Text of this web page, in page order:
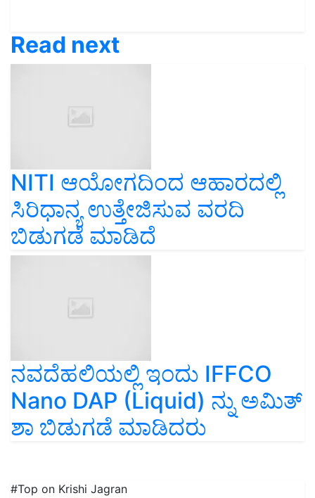
Read next
NITI ಆಯೋಗದಿಂದ ಆಹಾರದಲ್ಲಿ
ಸಿರಿಧಾನ್ಯ ಉತ್ತೇಜಿಸುವ ವರದಿ
ಬಿಡುಗಡೆ ಮಾಡಿದೆ
ನವದೆಹಲಿಯಲ್ಲಿ ಇಂದು IFFCO
Nano DAP (Liquid) ನ್ನು ಅಮಿತ್
ಶಾ ಬಿಡುಗಡೆ ಮಾಡಿದರು
#Top on Krishi Jagran